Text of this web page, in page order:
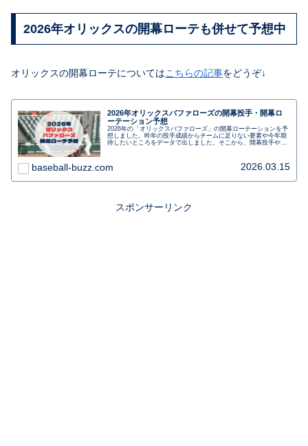
2026年オリックスの開幕ローテも併せて予想中
オリックスの開幕ローテについてはこちらの記事をどうぞ↓
2026年オリックスバファローズの開幕投手・開幕ロ
ーテーション予想
2026年の「オリックスバファローズ」の開幕ローテーションを予
想しました。昨年の投手成績からチームに足りない要素や今年期
待したいところをデータで出しました。そこから、開幕投手やピ
baseball-buzz.com 2026.03.15
スポンサーリンク